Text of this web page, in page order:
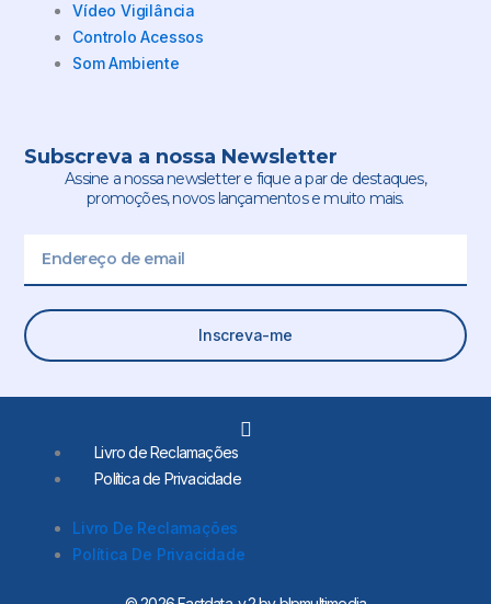
Vídeo Vigilância
Controlo Acessos
Som Ambiente
Subscreva a nossa Newsletter
Assine a nossa newsletter e fique a par de destaques,
promoções, novos lançamentos e muito mais.
Inscreva-me
Livro de Reclamações
Política de Privacidade
Livro De Reclamações
Política De Privacidade
L
n